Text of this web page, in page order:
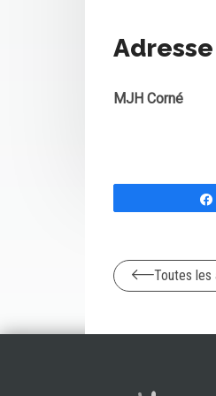
Adresse
MJH Corné
Toutes les